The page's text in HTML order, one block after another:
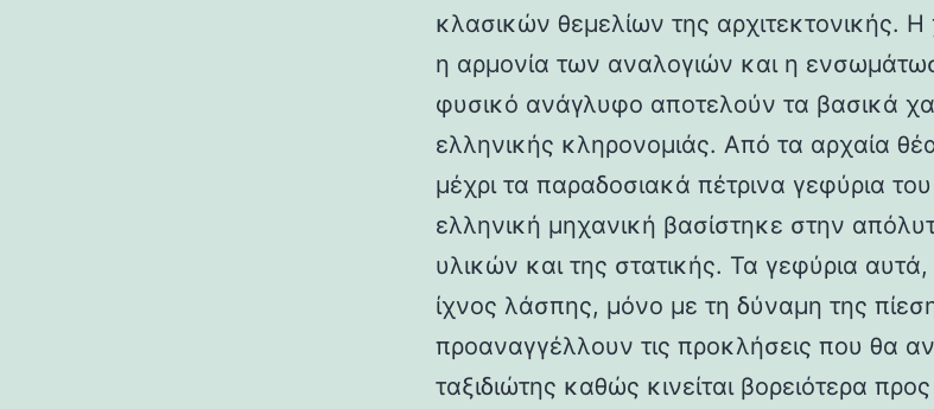
κλασικών θεμελίων της αρχιτεκτονικής.
η αρμονία των αναλογιών και η
φυσικό ανάγλυφο αποτελούν τα βασικά
ελληνικής κληρονομιάς. Από τα αρχαία
μέχρι τα παραδοσιακά πέτρινα γεφύρια
ελληνική μηχανική βασίστηκε στην
υλικών και της στατικής. Τα γεφύρια
ίχνος λάσπης, μόνο με τη δύναμη της
προαναγγέλλουν τις προκλήσεις που θα
ταξιδιώτης καθώς κινείται βορειότερα